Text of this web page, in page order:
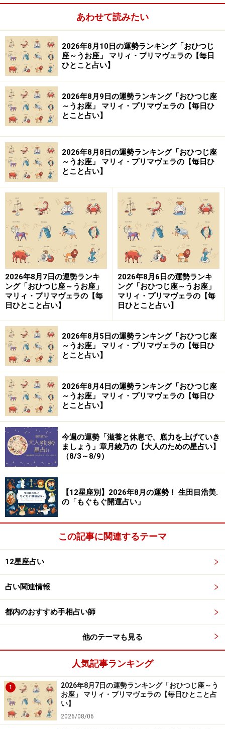
結婚や離婚、子育てなど自らの人生経験を踏まえた占い
はより深い共感を呼び、的確な助言をもらえると好評。
「自分はどこに向かえばいいのか」迷える人たちをより
良い方向へ導く。
【イラスト】
岩本 あかり（Akari Iwamoto）
※記事内容は執筆時点のものです。最新の内容をご確認くださ
い。
【編集部おすすめの購入サイト】
Amazonで占い関連の商品をチェック！
楽天市場で占い関連の商品をチェック！
あわせて読みたい
2026年8月10日の運勢ランキング「おひつじ
座～うお座」 マリィ・プリマヴェラの【毎日
ひとこと占い】
2026年8月9日の運勢ランキング「おひつじ座
～うお座」 マリィ・プリマヴェラの【毎日ひ
とこと占い】
2026年8月8日の運勢ランキング「おひつじ座
～うお座」 マリィ・プリマヴェラの【毎日ひ
とこと占い】
2026年8月7日の運勢ランキ
ング「おひつじ座～うお座」
マリィ・プリマヴェラの【毎
日ひとこと占い】
2026年8月6日の運勢ランキ
ング「おひつじ座～うお座」
マリィ・プリマヴェラの【毎
日ひとこと占い】
2026年8月5日の運勢ランキング「おひつじ座
～うお座」 マリィ・プリマヴェラの【毎日ひ
とこと占い】
2026年8月4日の運勢ランキング「おひつじ座
～うお座」 マリィ・プリマヴェラの【毎日ひ
とこと占い】
今週の運勢「滋養と休息で、底力を上げていき
ましょう」章月綾乃の【大人のための星占い】
（8/3～8/9）
【12星座別】2026年8月の運勢！ 生田目浩美.
の「もぐもぐ開運占い」
この記事に関連するテーマ
12星座占い
占い関連情報
都内のおすすめ手相占い師
他のテーマも見る
人気記事ランキング
1
2026年8月7日の運勢ランキング「おひつじ座～う
お座」 マリィ・プリマヴェラの【毎日ひとこと占
い】
2026/08/06